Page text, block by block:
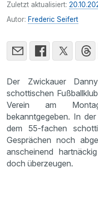
Zuletzt aktualisiert:
Autor: Frederic Seifert
Der Zwickauer
schottischen
Verein am
bekanntgegeben. In
dem 55-fachen
Gesprächen noch
anscheinend
doch überzeugen.